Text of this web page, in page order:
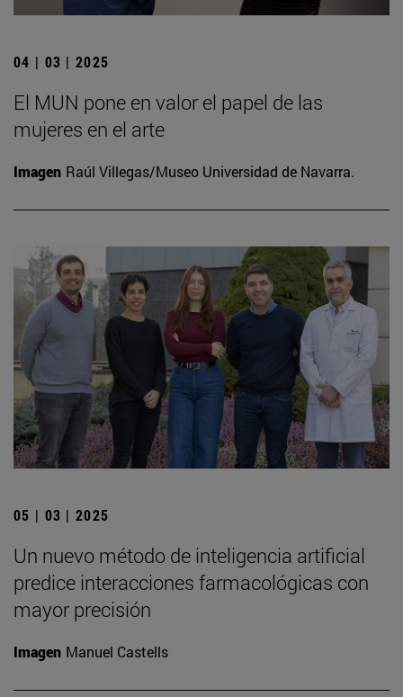
04 | 03 | 2025
El MUN pone en valor el papel de las
mujeres en el arte
Imagen Raúl Villegas/Museo Universidad de Navarra.
05 | 03 | 2025
Un nuevo método de inteligencia artificial
predice interacciones farmacológicas con
mayor precisión
Imagen Manuel Castells